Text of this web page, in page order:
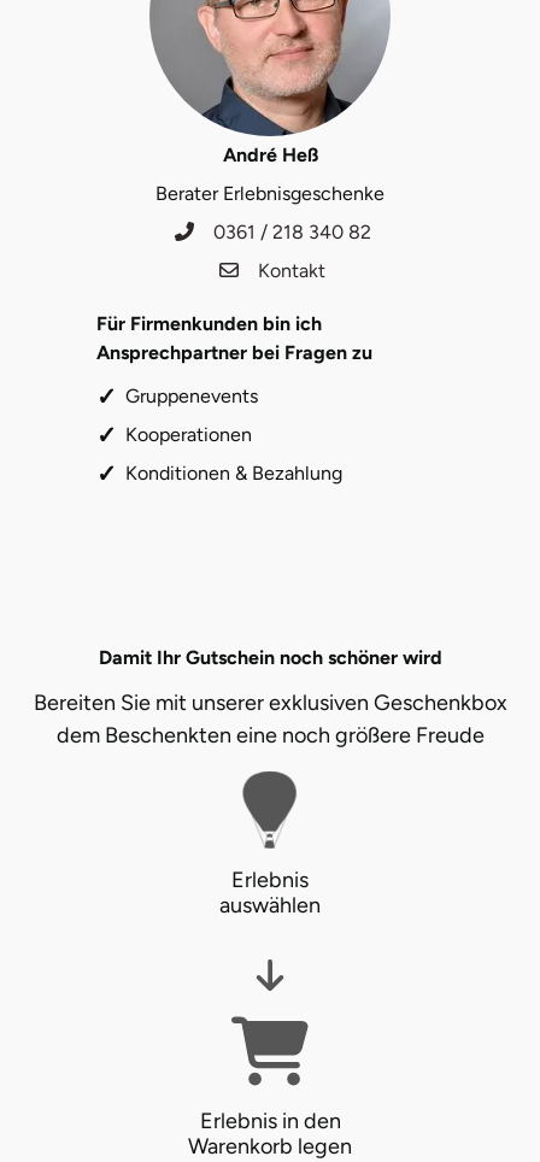
André Heß
Berater Erlebnisgeschenke
0361 / 218 340 82
Kontakt
Für Firmenkunden bin ich
Ansprechpartner bei Fragen zu
Gruppenevents
Kooperationen
Konditionen & Bezahlung
Damit Ihr Gutschein noch schöner wird
Bereiten Sie mit unserer exklusiven Geschenkbox
dem Beschenkten eine noch größere Freude
Erlebnis
auswählen
Erlebnis in den
Warenkorb legen
Herzogenaurach
Herzogtum Lauenburg
Jerichower Land
Kempten